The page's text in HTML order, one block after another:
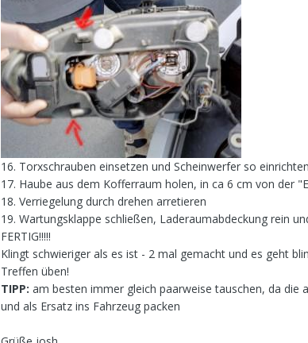
16. Torxschrauben einsetzen und Scheinwerfer so
17. Haube aus dem Kofferraum holen, in ca 6 cm von der
18. Verriegelung durch drehen arretieren
19. Wartungsklappe schließen, Laderaumabdeckung rein
FERTIG!!!!!
Klingt schwieriger als es ist - 2 mal gemacht und es geht
Treffen üben!
TIPP: am besten immer gleich paarweise tauschen, da die
und als Ersatz ins Fahrzeug packen